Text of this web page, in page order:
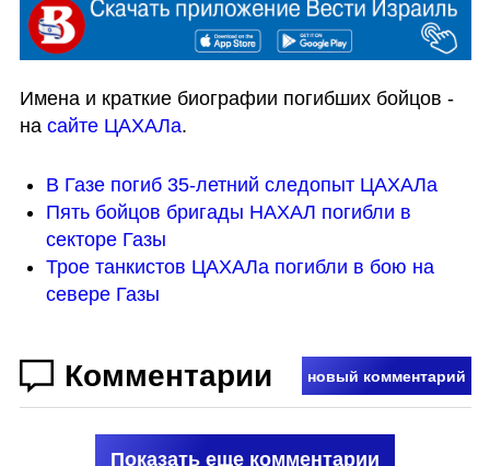
Имена и краткие биографии погибших бойцов -
на сайте ЦАХАЛа.
В Газе погиб 35-летний следопыт ЦАХАЛа
Пять бойцов бригады НАХАЛ погибли в
секторе Газы
Трое танкистов ЦАХАЛа погибли в бою на
севере Газы
Комментарии новый комментарий
Показать еще комментарии